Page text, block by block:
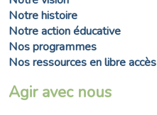
Notre histoire
Notre action éducative
Nos programmes
Nos ressources en libre accès
Agir avec nous